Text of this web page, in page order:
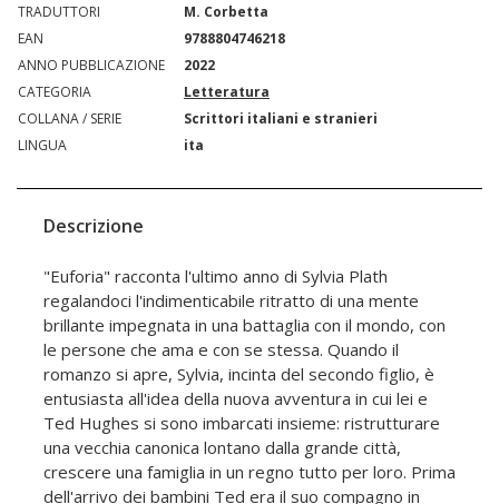
TRADUTTORI
M. Corbetta
EAN
9788804746218
ANNO PUBBLICAZIONE
2022
CATEGORIA
Letteratura
COLLANA / SERIE
Scrittori italiani e stranieri
LINGUA
ita
Descrizione
"Euforia" racconta l'ultimo anno di Sylvia Plath
regalandoci l'indimenticabile ritratto di una mente
brillante impegnata in una battaglia con il mondo, con
le persone che ama e con se stessa. Quando il
romanzo si apre, Sylvia, incinta del secondo figlio, è
entusiasta all'idea della nuova avventura in cui lei e
Ted Hughes si sono imbarcati insieme: ristrutturare
una vecchia canonica lontano dalla grande città,
crescere una famiglia in un regno tutto per loro. Prima
dell'arrivo dei bambini Ted era il suo compagno in